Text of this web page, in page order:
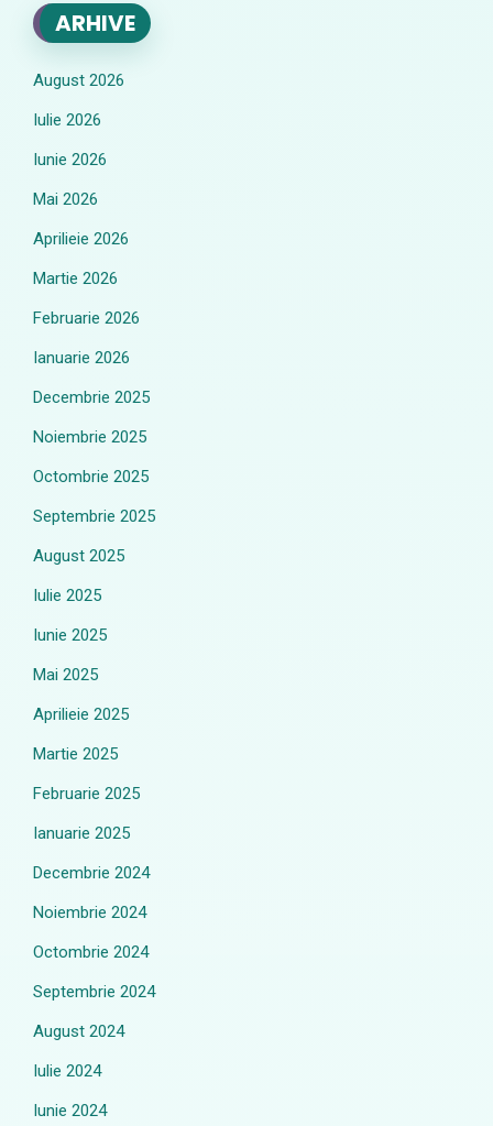
ARHIVE
August 2026
Iulie 2026
Iunie 2026
Mai 2026
Aprilieie 2026
Martie 2026
Februarie 2026
Ianuarie 2026
Decembrie 2025
Noiembrie 2025
Octombrie 2025
Septembrie 2025
August 2025
Iulie 2025
Iunie 2025
Mai 2025
Aprilieie 2025
Martie 2025
Februarie 2025
Ianuarie 2025
Decembrie 2024
Noiembrie 2024
Octombrie 2024
Septembrie 2024
August 2024
Iulie 2024
Iunie 2024